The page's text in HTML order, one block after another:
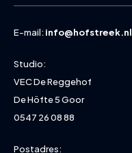
E-mail: info@hofstreek.nl
Studio:
VEC De Reggehof
De Höfte 5 Goor
0547 26 08 88
Postadres: